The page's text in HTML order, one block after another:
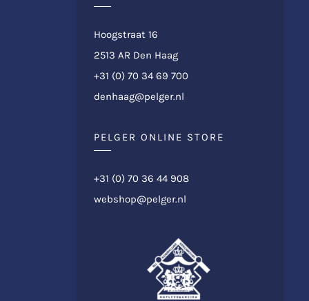
Hoogstraat 16
2513 AR Den Haag
+31 (0) 70 34 69 700
denhaag@pelger.nl
PELGER ONLINE STORE
+31 (0) 70 36 44 908
webshop@pelger.nl